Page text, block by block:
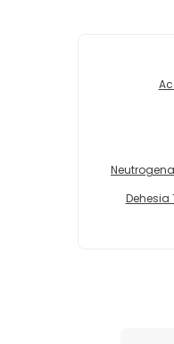
Dehesia